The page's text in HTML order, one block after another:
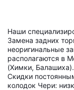
Наши
Замена задних
неоригинальные
располагаются в
(Химки, Балашиха).
Скидки
колодок Чери: